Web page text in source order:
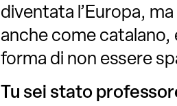
diventata l’Europa,
anche come catalano,
forma di non essere
Tu sei stato